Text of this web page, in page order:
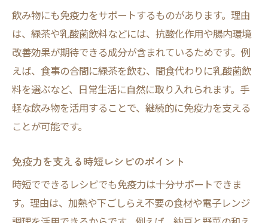
飲み物にも免疫力をサポートするものがあります。理由
は、緑茶や乳酸菌飲料などには、抗酸化作用や腸内環境
改善効果が期待できる成分が含まれているためです。例
えば、食事の合間に緑茶を飲む、間食代わりに乳酸菌飲
料を選ぶなど、日常生活に自然に取り入れられます。手
軽な飲み物を活用することで、継続的に免疫力を支える
ことが可能です。
免疫力を支える時短レシピのポイント
時短でできるレシピでも免疫力は十分サポートできま
す。理由は、加熱や下ごしらえ不要の食材や電子レンジ